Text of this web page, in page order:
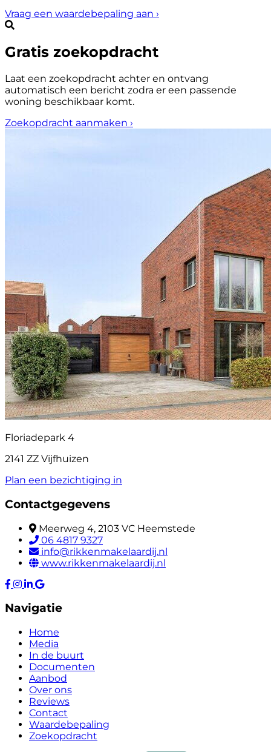
Vraag een waardebepaling aan ›
Gratis zoekopdracht
Laat een zoekopdracht achter en ontvang
automatisch een bericht zodra er een passende
woning beschikbaar komt.
Zoekopdracht aanmaken ›
Floriadepark 4
2141 ZZ Vijfhuizen
Plan een bezichtiging in
Contactgegevens
Meerweg 4, 2103 VC Heemstede
06 4817 9327
info@rikkenmakelaardij.nl
www.rikkenmakelaardij.nl
Navigatie
Home
Media
In de buurt
Documenten
Aanbod
Over ons
Reviews
Contact
Waardebepaling
Zoekopdracht